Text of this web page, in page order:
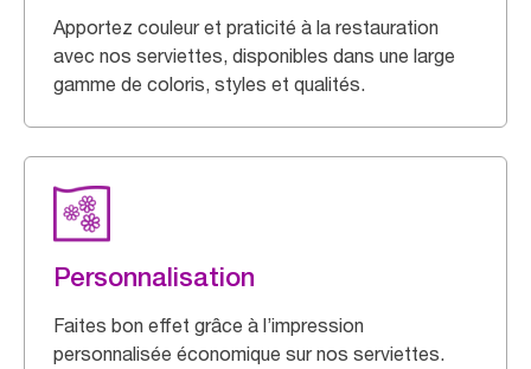
Apportez couleur et praticité à la restauration
avec nos serviettes, disponibles dans une large
gamme de coloris, styles et qualités.
Personnalisation
Faites bon effet grâce à l’impression
personnalisée économique sur nos serviettes.